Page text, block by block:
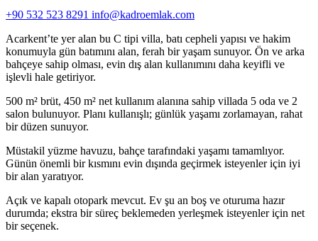
+90 532 523 8291 info@kadroemlak.com
Acarkent’te yer alan bu C tipi villa, batı cepheli yapısı ve hakim
konumuyla gün batımını alan, ferah bir yaşam sunuyor. Ön ve arka
bahçeye sahip olması, evin dış alan kullanımını daha keyifli ve
işlevli hale getiriyor.
500 m² brüt, 450 m² net kullanım alanına sahip villada 5 oda ve 2
salon bulunuyor. Planı kullanışlı; günlük yaşamı zorlamayan, rahat
bir düzen sunuyor.
Müstakil yüzme havuzu, bahçe tarafındaki yaşamı tamamlıyor.
Günün önemli bir kısmını evin dışında geçirmek isteyenler için iyi
bir alan yaratıyor.
Açık ve kapalı otopark mevcut. Ev şu an boş ve oturuma hazır
durumda; ekstra bir süreç beklemeden yerleşmek isteyenler için net
bir seçenek.